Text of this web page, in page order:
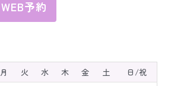
WEB予約
月 火 水 木 金 土
日/祝